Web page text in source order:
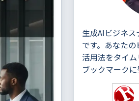
生成AIビジネ
です。あなた
活用法をタイ
ブックマークに